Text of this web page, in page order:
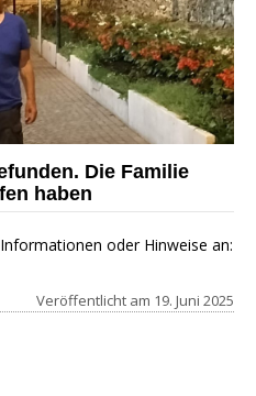
Die Familie
haben
oder Hinweise an:
Veröffentlicht am 19. Juni 2025